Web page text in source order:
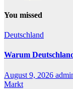
You missed
Deutschland
Warum
August 9, 2026
Markt